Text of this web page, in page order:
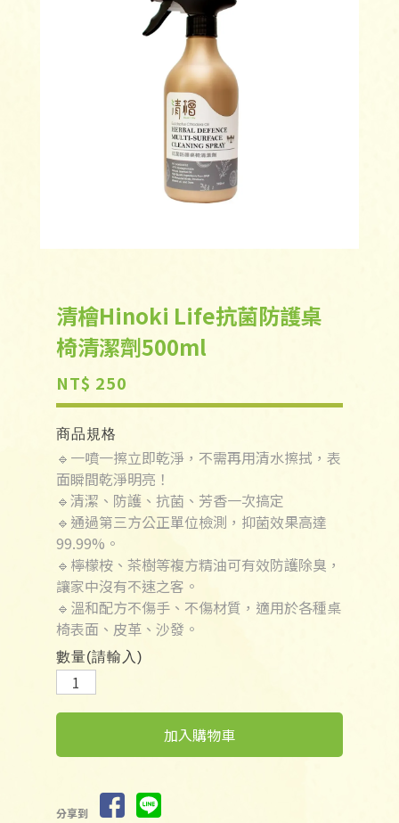
清檜Hinoki Life抗菌防護桌
椅清潔劑500ml
NT$ 250
商品規格
🔹一噴一擦立即乾淨，不需再用清水擦拭，表
面瞬間乾淨明亮！
🔹清潔、防護、抗菌、芳香一次搞定
🔹通過第三方公正單位檢測，抑菌效果高達
99.99%。
🔹檸檬桉、茶樹等複方精油可有效防護除臭，
讓家中沒有不速之客。
🔹溫和配方不傷手、不傷材質，適用於各種桌
椅表面、皮革、沙發。
數量(請輸入)
加入購物車
分享到